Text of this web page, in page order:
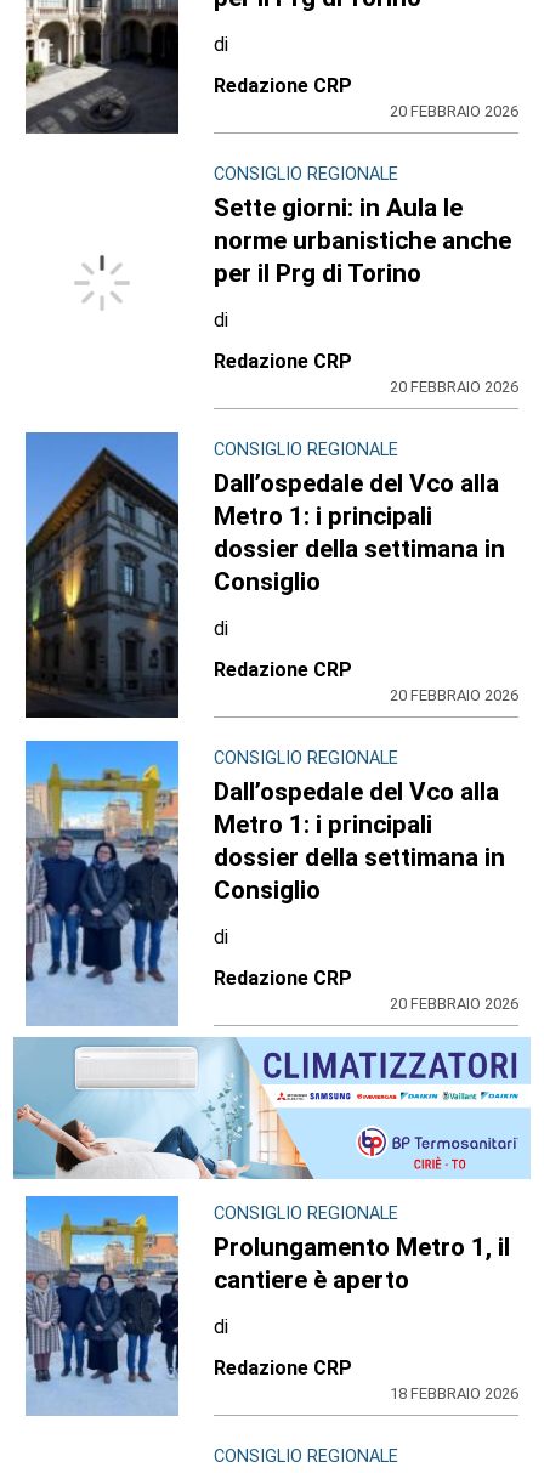
di
Redazione CRP
20 FEBBRAIO 2026
CONSIGLIO REGIONALE
Sette giorni: in Aula le
norme urbanistiche anche
per il Prg di Torino
di
Redazione CRP
20 FEBBRAIO 2026
CONSIGLIO REGIONALE
Dall’ospedale del Vco alla
Metro 1: i principali
dossier della settimana in
Consiglio
di
Redazione CRP
20 FEBBRAIO 2026
CONSIGLIO REGIONALE
Dall’ospedale del Vco alla
Metro 1: i principali
dossier della settimana in
Consiglio
di
Redazione CRP
20 FEBBRAIO 2026
CONSIGLIO REGIONALE
Prolungamento Metro 1, il
cantiere è aperto
di
Redazione CRP
18 FEBBRAIO 2026
CONSIGLIO REGIONALE